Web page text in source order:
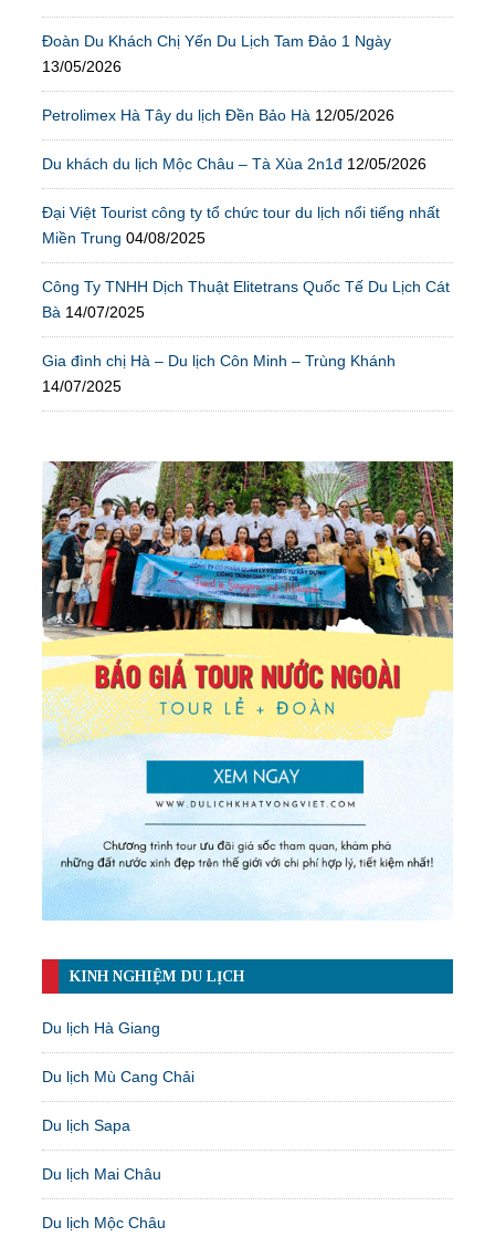
Đoàn Du Khách Chị Yến Du Lịch Tam Đảo 1 Ngày
13/05/2026
Petrolimex Hà Tây du lịch Đền Bảo Hà 12/05/2026
Du khách du lịch Mộc Châu – Tà Xùa 2n1đ 12/05/2026
Đại Việt Tourist công ty tổ chức tour du lịch nổi tiếng nhất
Miền Trung 04/08/2025
Công Ty TNHH Dịch Thuật Elitetrans Quốc Tế Du Lịch Cát
Bà 14/07/2025
Gia đình chị Hà – Du lịch Côn Minh – Trùng Khánh
14/07/2025
KINH NGHIỆM DU LỊCH
Du lịch Hà Giang
Du lịch Mù Cang Chải
Du lịch Sapa
Du lịch Mai Châu
Du lịch Mộc Châu